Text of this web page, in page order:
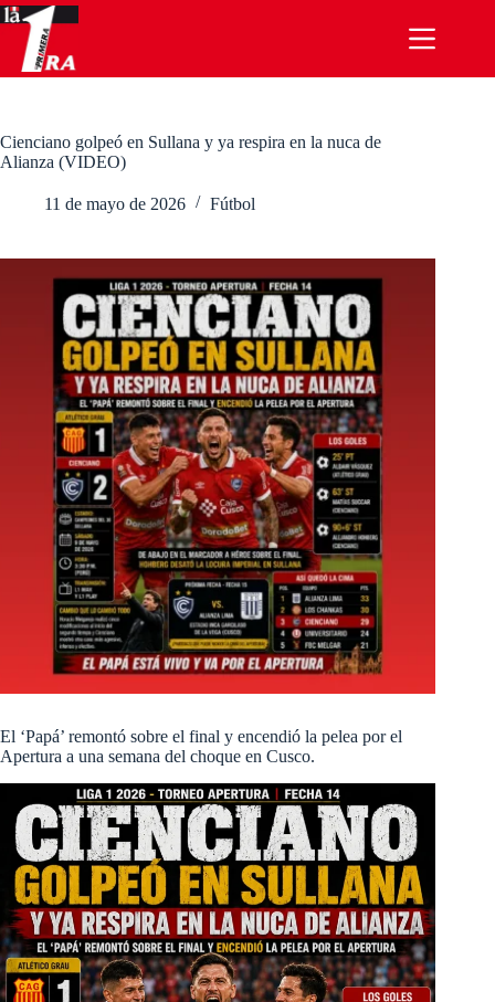
Saltar
al
contenido
Cienciano golpeó en Sullana y ya respira en la nuca de
Alianza (VIDEO)
11 de mayo de 2026 Fútbol
El ‘Papá’ remontó sobre el final y encendió la pelea por el
Apertura a una semana del choque en Cusco.